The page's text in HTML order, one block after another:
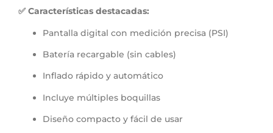
✅ Características destacadas:
Pantalla digital con medición precisa (PSI)
Batería recargable (sin cables)
Inflado rápido y automático
Incluye múltiples boquillas
Diseño compacto y fácil de usar